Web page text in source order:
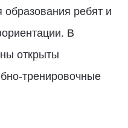
ребят и
В
открыты
тренировочные